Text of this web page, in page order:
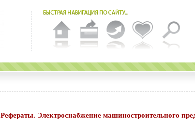
Рефераты. Электроснабжение машиностроительного